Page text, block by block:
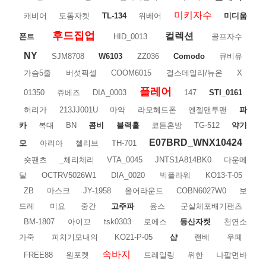
캐비어 도톰자켓 TL-134 위베어 미키자수 미디움
폰트 후드집업 HID_0013 컬렉션 골프자수
NY SJM8708 W6103 ZZ036 Comodo
큐비유
가슴5줄
버섯픽셀 COOM6015 걸스데일리/뉴온 X
01350 쥬베즈 DIA_0003 플레어 147
STI_0161
허리가
213JJ001U 마약 라모헤드폰 엔젤맨투맨
파
카
복대 BN 콤비 블랙홀 코튼혼방 TG-512
약기
모
아리아 첼리브 TH-701 E07BRD_WNX10424
숏팬츠 _체리체리 VTA_0045 JNTS1A814BK0
다운메
탈
OCTRV5026W1 DIA_0020 빅플라워
KO13-T-05
ZB
마스크 JY-1958 올어라운드 COBN6027W0
보
드레
미요 중간 고주파 윰스
군살체포배기팬츠
BM-1807
아이꼬 tsk0303 로에스 등산자켓
천연소
가죽
피치기모내의 KO21-P-05 샵 랜베
우페
FREE88
원포켓 속바지 드레일링 위한 나팔면바